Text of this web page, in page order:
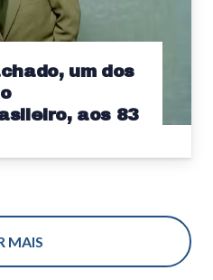
um dos
aos 83
MAIS